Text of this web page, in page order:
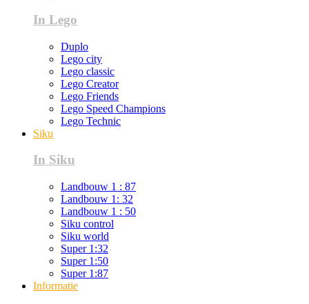
In Lego
Duplo
Lego city
Lego classic
Lego Creator
Lego Friends
Lego Speed Champions
Lego Technic
Siku
In Siku
Landbouw 1 : 87
Landbouw 1: 32
Landbouw 1 : 50
Siku control
Siku world
Super 1:32
Super 1:50
Super 1:87
Informatie